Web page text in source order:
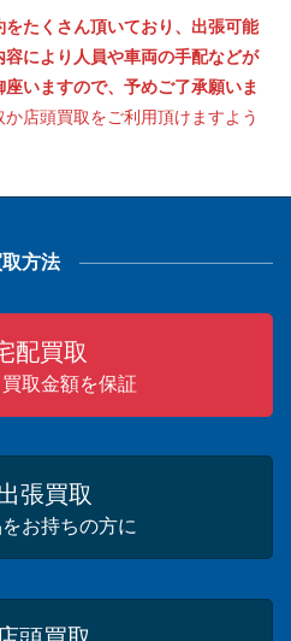
たくさん頂いており、出張可能
により人員や車両の手配などが
いますので、予めご了承願いま
か店頭買取をご利用頂けますよう
方法
配買取
取金額を保証
張買取
お持ちの方に